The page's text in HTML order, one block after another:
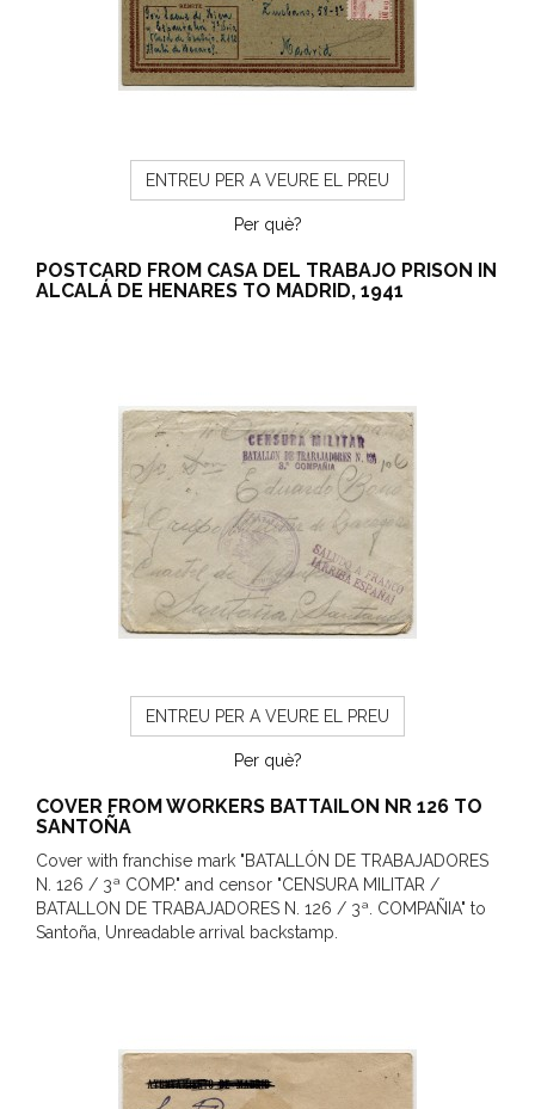
ENTREU PER A VEURE EL PREU
Per què?
POSTCARD FROM CASA DEL TRABAJO PRISON IN
ALCALÁ DE HENARES TO MADRID, 1941
ENTREU PER A VEURE EL PREU
Per què?
COVER FROM WORKERS BATTAILON NR 126 TO
SANTOÑA
Cover with franchise mark "BATALLÓN DE TRABAJADORES
N. 126 / 3ª COMP." and censor "CENSURA MILITAR /
BATALLON DE TRABAJADORES N. 126 / 3ª. COMPAÑIA" to
Santoña, Unreadable arrival backstamp.